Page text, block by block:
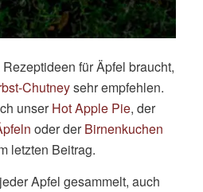
für Äpfel braucht,
Chutneysehr empfehlen.
unserHot Apple Pie, der
oder derBirnenkuchen
letzten Beitrag.
Apfel gesammelt, auch